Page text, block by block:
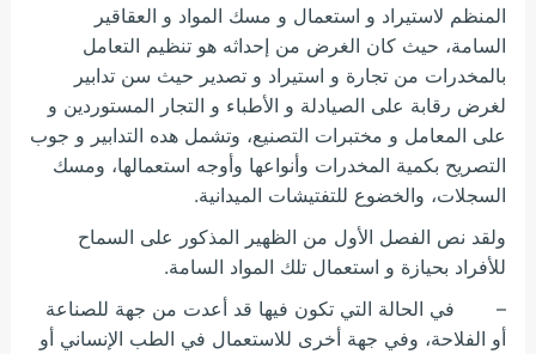
المنظم لاستيراد و استعمال و مسك المواد و العقاقير
السامة، حيث كان الغرض من إحداثه هو تنظيم التعامل
بالمخدرات من تجارة و استيراد و تصدير حيث سن تدابير
لغرض رقابة على الصيادلة و الأطباء و التجار المستوردين و
على المعامل و مختبرات التصنيع، وتشمل هده التدابير و جوب
التصريح بكمية المخدرات وأنواعها وأوجه استعمالها، ومسك
السجلات، والخضوع للتفتيشات الميدانية.
ولقد نص الفصل الأول من الظهير المذكور على السماح
للأفراد بحيازة و استعمال تلك المواد السامة.
– في الحالة التي تكون فيها قد أعدت من جهة للصناعة
أو الفلاحة، وفي جهة أخرى للاستعمال في الطب الإنساني أو